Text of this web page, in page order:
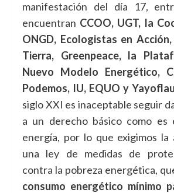
manifestación del día 17,
encuentran CCOO, UGT, la
ONGD, Ecologistas en
Tierra, Greenpeace, la
Nuevo Modelo Energético,
Podemos, IU, EQUO y
siglo XXI es inaceptable seguir
a un derecho básico como es
energía, por lo que exigimos la
una ley de medidas de
contra la pobreza energética,
consumo energético mínimo